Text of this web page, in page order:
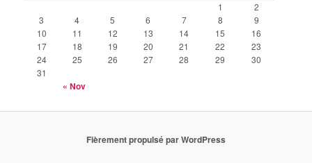
1
2
3
4 5 6 7 8
9
10
11 12 13 14 15
16
17
18 19 20 21 22
23
24
25 26 27 28 29
30
31
« Nov
Fièrement propulsé par WordPress